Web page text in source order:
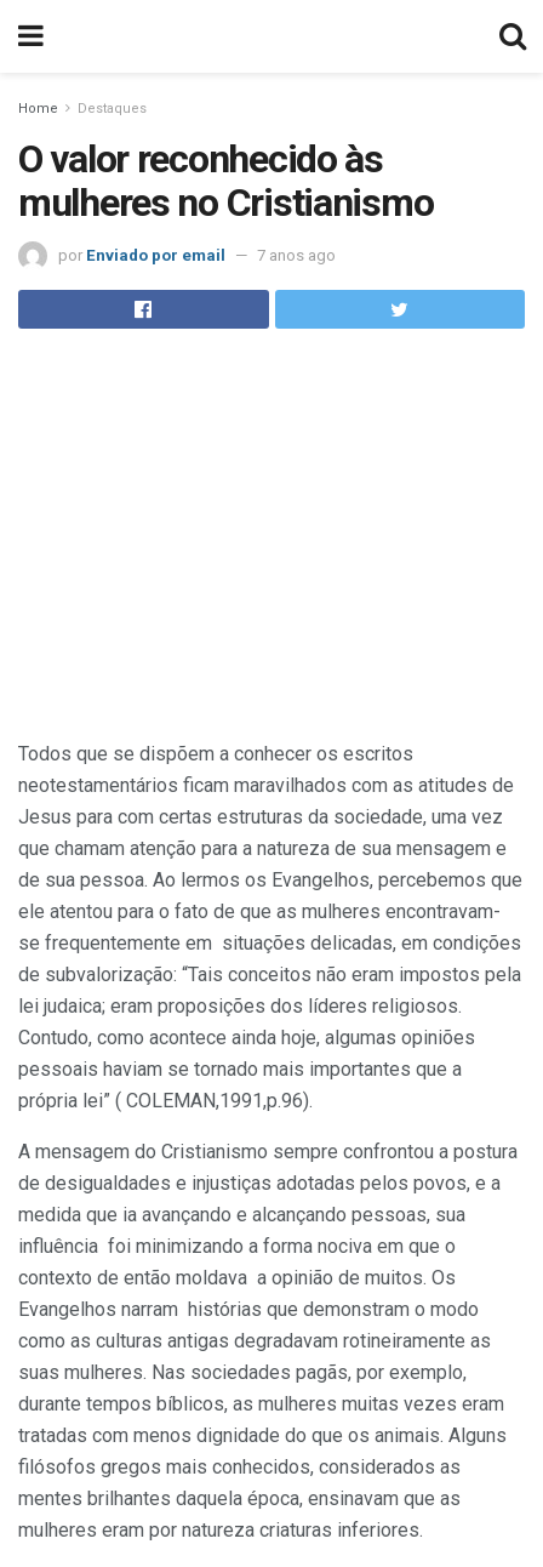
Home Destaques
O valor reconhecido às
mulheres no Cristianismo
por Enviado por email 7 anos ago
Todos que se dispõem a conhecer os escritos
neotestamentários ficam maravilhados com as atitudes de
Jesus para com certas estruturas da sociedade, uma vez
que chamam atenção para a natureza de sua mensagem e
de sua pessoa. Ao lermos os Evangelhos, percebemos que
ele atentou para o fato de que as mulheres encontravam-
se frequentemente em situações delicadas, em condições
de subvalorização: “Tais conceitos não eram impostos pela
lei judaica; eram proposições dos líderes religiosos.
Contudo, como acontece ainda hoje, algumas opiniões
pessoais haviam se tornado mais importantes que a
própria lei” ( COLEMAN,1991,p.96).
A mensagem do Cristianismo sempre confrontou a postura
de desigualdades e injustiças adotadas pelos povos, e a
medida que ia avançando e alcançando pessoas, sua
influência foi minimizando a forma nociva em que o
contexto de então moldava a opinião de muitos. Os
Evangelhos narram histórias que demonstram o modo
como as culturas antigas degradavam rotineiramente as
suas mulheres. Nas sociedades pagãs, por exemplo,
durante tempos bíblicos, as mulheres muitas vezes eram
tratadas com menos dignidade do que os animais. Alguns
filósofos gregos mais conhecidos, considerados as
mentes brilhantes daquela época, ensinavam que as
mulheres eram por natureza criaturas inferiores.